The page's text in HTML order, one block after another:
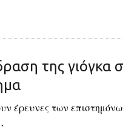
της γιόγκα
έρευνες των